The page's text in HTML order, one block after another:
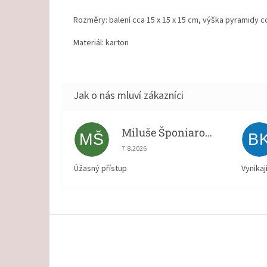
Rozměry: balení cca 15 x 15 x 15 cm, výška pyramidy
Materiál: karton
MŠ Miluše Šponiarová
Hodnocení obchodu je 5 z 5 hvězdiček.
7.8.2026
Úžasný přístup